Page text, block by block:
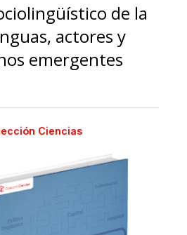
de la
actores y
emergentes